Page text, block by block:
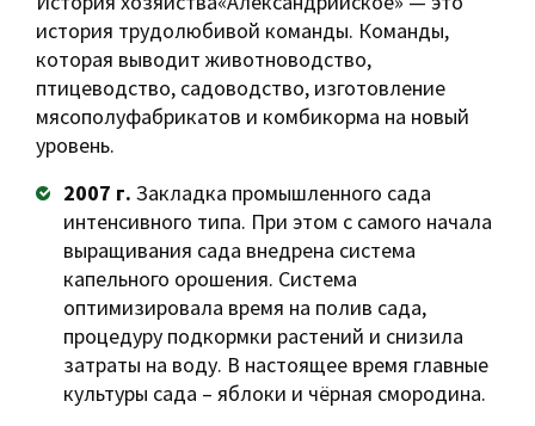
история трудолюбивой команды. Команды,
которая выводит животноводство,
птицеводство, садоводство, изготовление
мясополуфабрикатов и комбикорма на новый
уровень.
2007 г. Закладка промышленного сада
интенсивного типа. При этом с самого начала
выращивания сада внедрена система
капельного орошения. Система
оптимизировала время на полив сада,
процедуру подкормки растений и снизила
затраты на воду. В настоящее время главные
культуры сада – яблоки и чёрная смородина.